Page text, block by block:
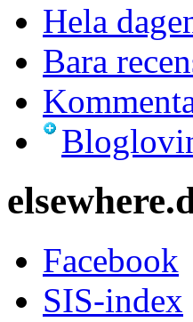
Hela
Bara
Facebook
SIS-index